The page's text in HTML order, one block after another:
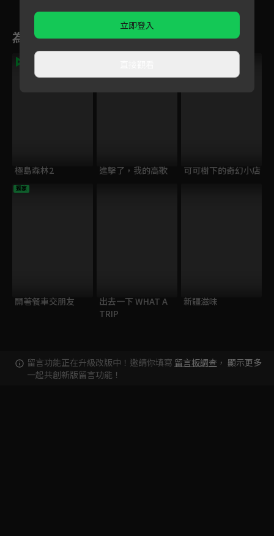
為您推薦
極島森林2 進擊了，我的高歌 可可樹下的奇幻小店
獨家
開著餐車交朋友
出去一下 WHAT A
TRIP
新疆滋味
留言功能正在升級改版中！邀請你填寫 留言板調查 ，
一起共創新版留言功能！
顯示更多
立即登入